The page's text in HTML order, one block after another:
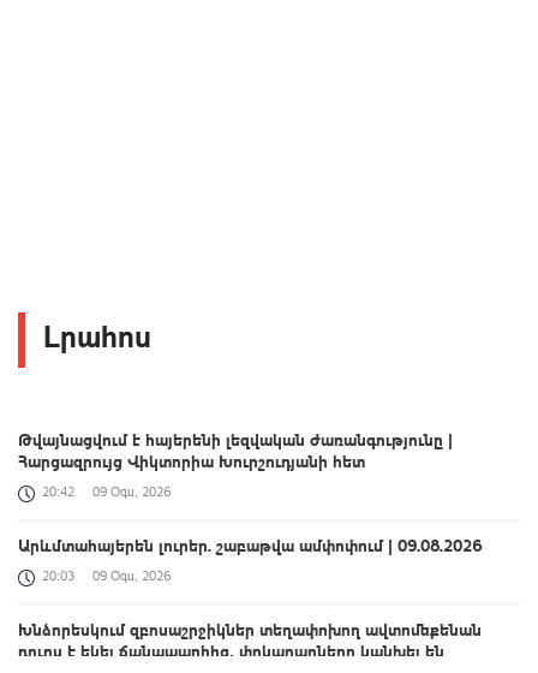
Լրահոս
Թվայնացվում է հայերենի լեզվական ժառանգությունը |
Հարցազրույց Վիկտորիա Խուրշուդյանի հետ
20:42 09 Օգս, 2026
Արևմտահայերեն լուրեր. շաբաթվա ամփոփում | 09.08.2026
20:03 09 Օգս, 2026
Խնձորեսկում զբոսաշրջիկներ տեղափոխող ավտոմեքենան
դուրս է եկել ճանապարհից․ փրկարարները կանխել են